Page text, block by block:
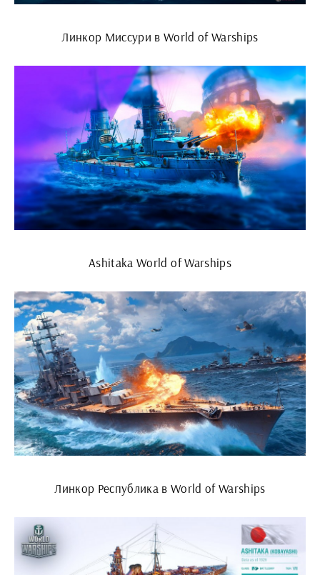
Линкор Миссури в World of Warships
Ashitaka World of Warships
Линкор Республика в World of Warships